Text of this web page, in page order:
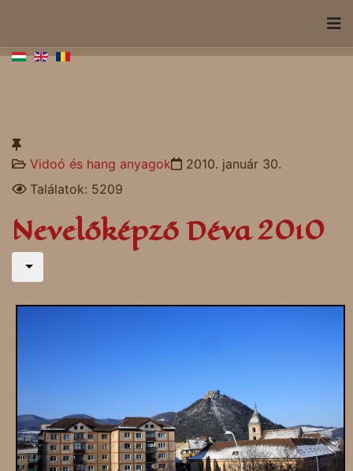
Vidoó és hang anyagok
2010. január 30.
Találatok: 5209
Nevelőképző Déva 2010